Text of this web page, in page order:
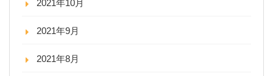
2021年10月
2021年9月
2021年8月